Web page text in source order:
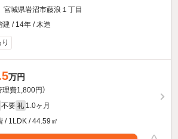
宮城県岩沼市藤浪１丁目
建 / 14年 / 木造
万円
理費1,800円）
不要 礼 1.0ヶ月
/ 1LDK / 44.59㎡